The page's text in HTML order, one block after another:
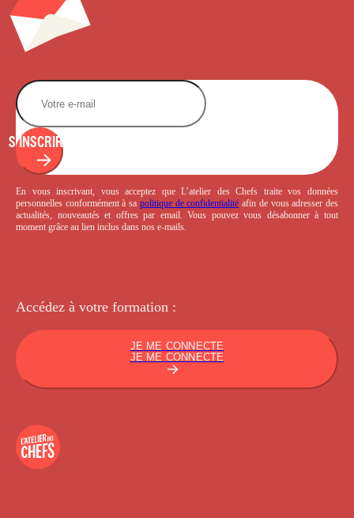
S'INSCRIRE
En vous inscrivant, vous acceptez que L’atelier des Chefs traite vos données
personnelles conformément à sa politique de confidentialité afin de vous adresser des
actualités, nouveautés et offres par email. Vous pouvez vous désabonner à tout
moment grâce au lien inclus dans nos e-mails.
Accédez à votre formation :
JE ME CONNECTE
JE ME CONNECTE